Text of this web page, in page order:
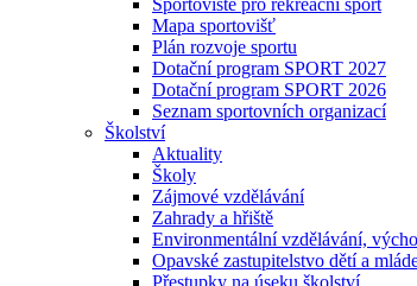
Sportoviště pro rekreační sport
Mapa sportovišť
Plán rozvoje sportu
Dotační program SPORT 2027
Dotační program SPORT 2026
Seznam sportovních organizací
Školství
Aktuality
Školy
Zájmové vzdělávání
Zahrady a hřiště
Environmentální vzdělávání,
Opavské zastupitelstvo dětí a